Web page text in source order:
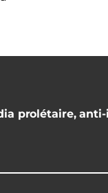
prolétaire,